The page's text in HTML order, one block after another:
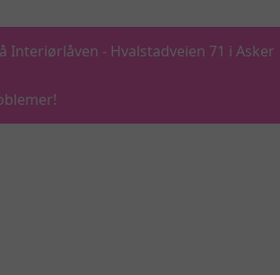
Interiørlåven - Hvalstadveien 71 i Asker